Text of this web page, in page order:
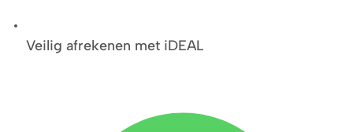
Veilig afrekenen met iDEAL